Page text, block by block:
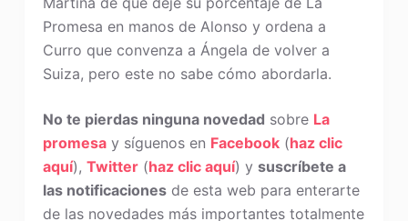
Promesa en manos de Alonso y ordena a
Curro que convenza a Ángela de volver a
Suiza, pero este no sabe cómo abordarla.
No te pierdas ninguna novedad sobre La
promesay síguenos en Facebook(haz clic
aquí), Twitter(haz clic aquí) y suscríbete a
las notificacionesde esta web para enterarte
de las novedades más importantes totalmente